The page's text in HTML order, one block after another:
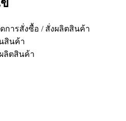
การสั่งซื้อ / สั่งผลิตสินค้า
สินค้า
ลิตสินค้า